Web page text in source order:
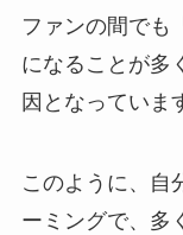
ファンの間でも
になることが多
因となっていま
このように、自
ーミングで、多